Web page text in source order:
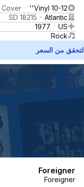
Vinyl 10-12''
Cover
Atlantic
SD 18215
US
1977
Rock
التحقق من السعر
Foreigner
Foreigner